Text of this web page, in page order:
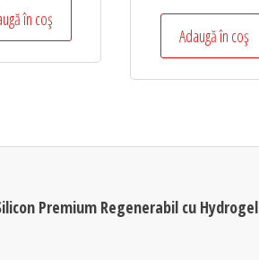
în coș
Adaugă în coș
Premium Regenerabil cu Hydrogel